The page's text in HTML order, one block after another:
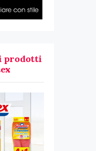
prodotti